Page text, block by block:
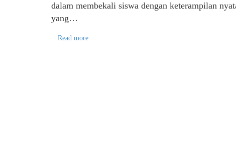
dalam membekali siswa dengan keterampilan
yang…
Read more